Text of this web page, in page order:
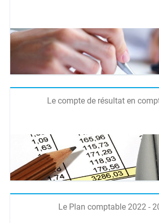
Le compte de résultat en
Le Plan comptable 2022 -